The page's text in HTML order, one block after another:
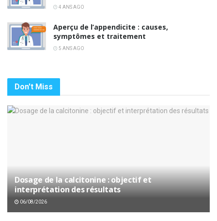
4 ANS AGO
Aperçu de l’appendicite : causes,
symptômes et traitement
5 ANS AGO
Don't Miss
Dosage de la calcitonine : objectif et
interprétation des résultats
06/08/2026